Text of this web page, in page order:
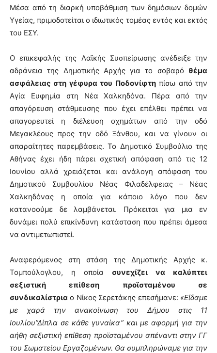
Μέσα από τη διαρκή υποβάθμιση των δημόσιων δομών
Υγείας, πριμοδοτείται ο ιδιωτικός τομέας εντός και εκτός
του ΕΣΥ.
Ο επικεφαλής της Λαϊκής Συσπείρωσης ανέδειξε την
αδράνεια της Δημοτικής Αρχής για το σοβαρό θέμα
ασφάλειας στη γέφυρα του Ποδονίφτηπίσω από την
Αγία Ευφημία στη Νέα Χαλκηδόνα. Πέρα από την
απαγόρευση στάθμευσης που έχει επέλθει πρέπει να
απαγορευτεί η διέλευση οχημάτων από την οδό
Μεγακλέους προς την οδό Ξάνθου, και να γίνουν οι
απαραίτητες παρεμβάσεις. Το Δημοτικό Συμβούλιο της
Αθήνας έχει ήδη πάρει σχετική απόφαση από τις 12
Ιουνίου αλλά χρειάζεται και ανάλογη απόφαση του
Δημοτικού Συμβουλίου Νέας Φιλαδέλφειας – Νέας
Χαλκηδόνας η οποία για κάποιο λόγο που δεν
κατανοούμε δε λαμβάνεται. Πρόκειται για μια εν
δυνάμει πολύ επικίνδυνη κατάσταση που πρέπει άμεσα
να αντιμετωπιστεί.
Αναφερόμενος στη στάση της Δημοτικής Αρχής κ.
Τομπούλογλου, η οποία συνεχίζει να καλύπτει
σεξιστική επίθεση προϊσταμένου σε
συνδικαλίστρια ο Νίκος Σερετάκης επεσήμανε: «Είδαμε
με χαρά την ανακοίνωση του Δήμου στις 11
Ιουλίου”Δίπλα σε κάθε γυναίκα” και με αφορμή για την
αήθη σεξιστική επίθεση προϊσταμένου απέναντι στην ΓΓ
του Σωματείου Εργαζομένων. Θα συμπληρώναμε για την